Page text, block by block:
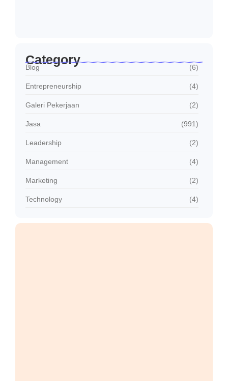
Category
Blog (6)
Entrepreneurship (4)
Galeri Pekerjaan (2)
Jasa (991)
Leadership (2)
Management (4)
Marketing (2)
Technology (4)